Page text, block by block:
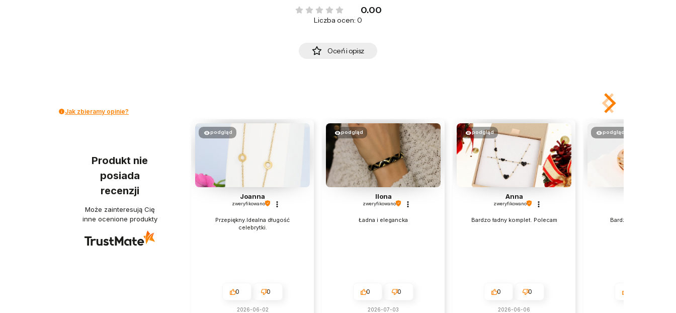
0.00
Liczba ocen: 0
Oceń i opisz
Jak zbieramy opinie?
Produkt nie
posiada
recenzji
Może zainteresują Cię
inne ocenione produkty
podgląd
Joanna
zweryfikowano
Przepiękny.Idealna długość
celebrytki.
0 0
2026-06-02
podgląd
Ilona
zweryfikowano
Ładna i elegancka
0 0
2026-07-03
podgląd
Anna
zweryfikowano
Bardzo ładny komplet. Polecam
0 0
2026-06-06
podgląd
Bardzo fajny spełnił